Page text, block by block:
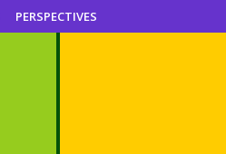
PERSPECTIVES